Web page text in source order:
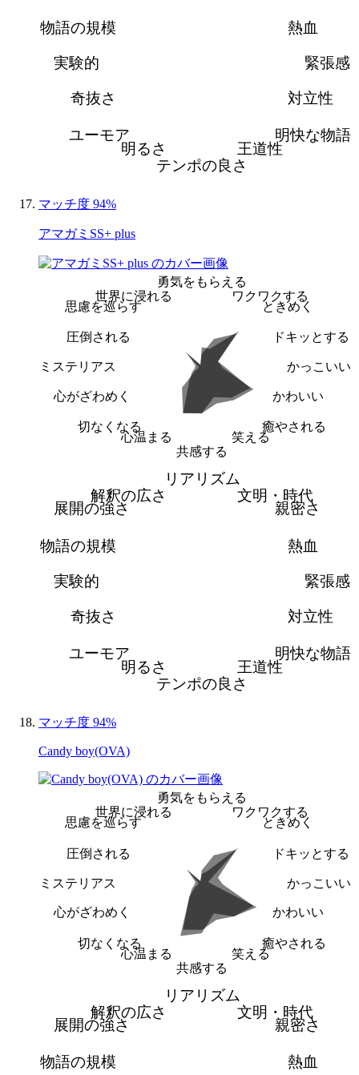
熱血
緊張感
対立性
明快な物語
王道性
テンポの良さ
明るさ
ユーモア
奇抜さ
実験的
物語の規模
マッチ度 94%
アマガミSS+ plus
勇気をもらえる
ワクワクする
ときめく
ドキッとする
かっこいい
かわいい
癒やされる
笑える
共感する
心温まる
切なくなる
心がざわめく
ミステリアス
圧倒される
思慮を巡らす
世界に浸れる
リアリズム
文明・時代
親密さ
熱血
緊張感
対立性
明快な物語
王道性
テンポの良さ
明るさ
ユーモア
奇抜さ
実験的
物語の規模
展開の強さ
解釈の広さ
マッチ度 94%
Candy boy(OVA)
勇気をもらえる
ワクワクする
ときめく
ドキッとする
かっこいい
かわいい
癒やされる
笑える
共感する
心温まる
切なくなる
心がざわめく
ミステリアス
圧倒される
思慮を巡らす
世界に浸れる
リアリズム
文明・時代
親密さ
熱血
物語の規模
展開の強さ
解釈の広さ